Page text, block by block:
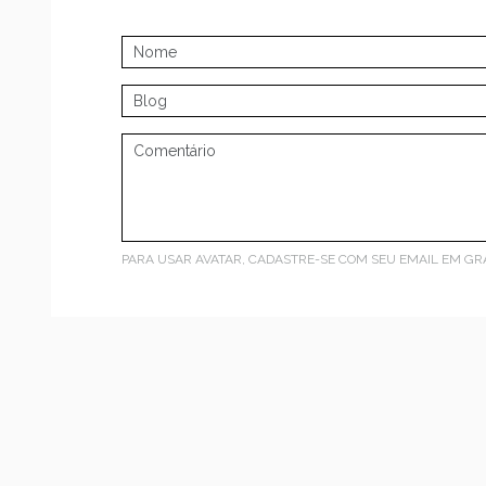
PARA USAR AVATAR, CADASTRE-SE COM SEU EMAIL EM